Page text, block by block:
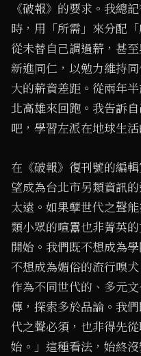
《破報》的要求。我總
時，用「所需」來分配
從未替自己調過薪，甚
新進同仁，以勉力維持
大的薪資差距。從兩年
北高雄來回跑。我告訴
吧，學習左派在地球生活
在《破報》復刊號的編
望成為台北市另類資訊
太遠。如果孽世代之聲
類小眾的喧囂也非菁英
開始。我們既不想成為
不想成為媚俗的流行嗅
作為不同世代的、多元
傳，探索多於品論。我
代之聲必須，也非得先
始。」這種看法，始終沒